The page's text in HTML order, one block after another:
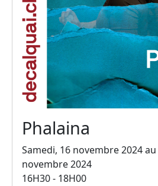
Phalaina
Samedi, 16 novembre 2024
novembre 2024
16H30 - 18H00